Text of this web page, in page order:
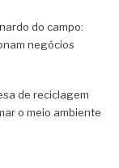
do campo:
negócios
de reciclagem
o meio ambiente